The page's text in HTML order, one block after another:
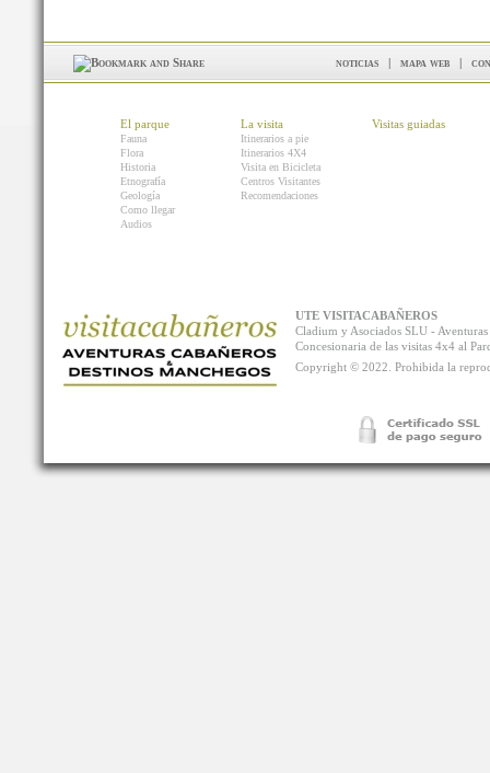
noticias | mapa web |
El parque
Fauna
Flora
Historia
Etnografía
Geología
Como llegar
Audios
La visita
Itinerarios a pie
Itinerarios 4X4
Visita en Bicicleta
Centros Visitantes
Recomendaciones
Visitas guiadas
UTE VISITACABAÑEROS
Cladium y Asociados SLU -
Concesionaria de las visitas 4x4 al
Copyright © 2022. Prohibida la